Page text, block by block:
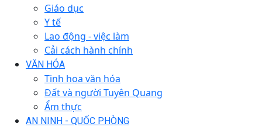
Giáo dục
Y tế
Lao động - việc làm
Cải cách hành chính
VĂN HÓA
Tinh hoa văn hóa
Đất và người Tuyên Quang
Ẩm thực
AN NINH - QUỐC PHÒNG